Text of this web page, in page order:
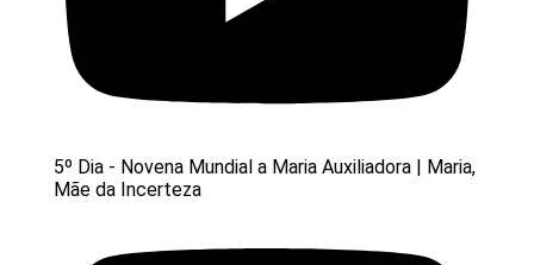
5º Dia - Novena Mundial a Maria Auxiliadora | Maria,
Mãe da Incerteza